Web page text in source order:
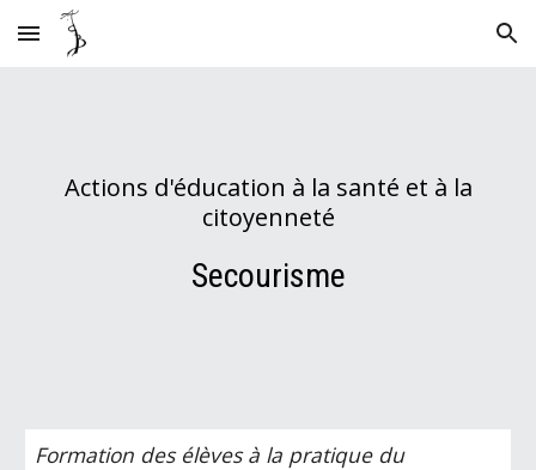
Skip to main content Skip to navigation
Actions d'éducation à la santé et à la
citoyenneté
Secourisme
Formation des élèves à la pratique du